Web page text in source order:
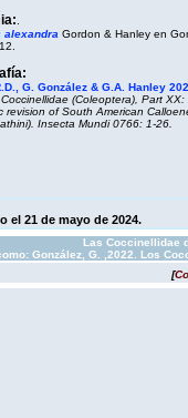
alexandra Gordon & Hanley en
G. González & G.A. Hanley
(Coleoptera), Part XX:
revision of South American
Insecta Mundi 0766: 1-26.
el 21 de mayo de 2024.
Las Coccinellidae
González, G. ,2022. Los
[